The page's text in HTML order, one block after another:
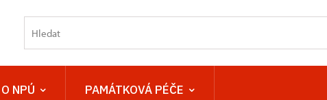
O NPÚ PAMÁTKOVÁ PÉČE